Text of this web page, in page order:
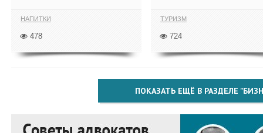
НАПИТКИ
478
ТУРИЗМ
724
ПОКАЗАТЬ ЕЩЁ В РАЗДЕЛЕ